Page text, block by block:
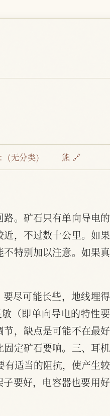
(无分类) 熊 🔗
。矿石只有单向导电的
，不过数十公里。如果
特别加以注意。如果真
尽可能长些，地线埋得
（即单向导电的特性要
，缺点是可能不在最好
定矿石要响。三、耳机
适当的阻抗，使产生较
要好，电容器也要用好